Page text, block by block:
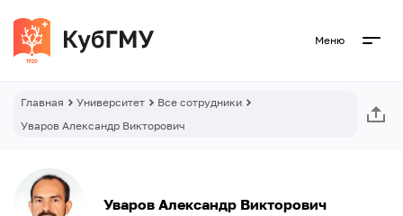
Меню
Главная Университет
Все сотрудники
Уваров Александр Викторович
Уваров Александр Викторович